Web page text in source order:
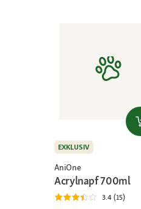
EXKLUSIV
AniOne
Acrylnapf 700ml
3.4 (15)